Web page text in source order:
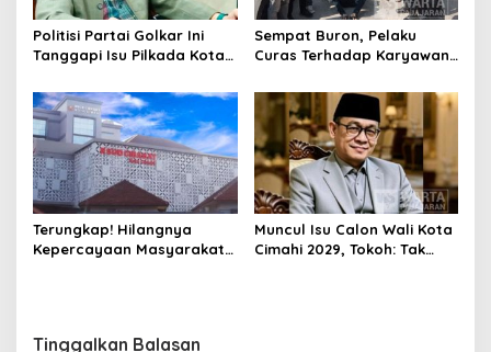
Politisi Partai Golkar Ini
Tanggapi Isu Pilkada Kota
Sempat Buron, Pelaku
Curas Terhadap Karyawan
Ditangkap Polisi
Terungkap! Hilangnya
Kepercayaan Masyarakat
Muncul Isu Calon Wali Kota
Cimahi 2029, Tokoh: Tak
Tinggalkan Balasan